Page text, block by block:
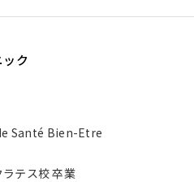
ク
Santé Bien-Etre
テス校 卒業